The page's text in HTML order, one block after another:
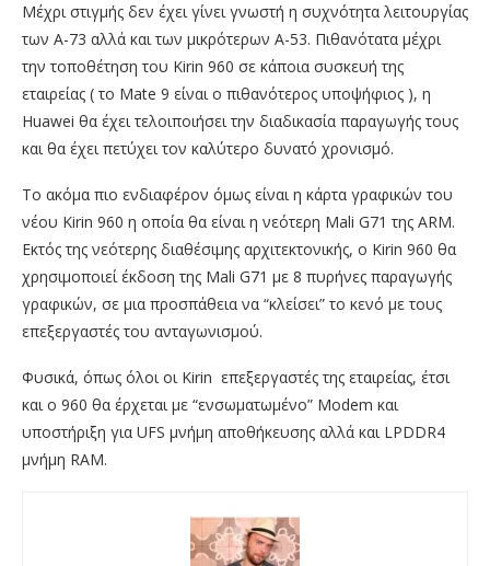
Μέχρι στιγμής δεν έχει γίνει γνωστή η συχνότητα λειτουργίας
των Α-73 αλλά και των μικρότερων Α-53. Πιθανότατα μέχρι
την τοποθέτηση του Kirin 960 σε κάποια συσκευή της
εταιρείας ( το Mate 9 είναι ο πιθανότερος υποψήφιος ), η
Huawei θα έχει τελοιποιήσει την διαδικασία παραγωγής τους
και θα έχει πετύχει τον καλύτερο δυνατό χρονισμό.
Το ακόμα πιο ενδιαφέρον όμως είναι η κάρτα γραφικών του
νέου Kirin 960 η οποία θα είναι η νεότερη Mali G71 της ARM.
Εκτός της νεότερης διαθέσιμης αρχιτεκτονικής, ο Kirin 960 θα
χρησιμοποιεί έκδοση της Mali G71 με 8 πυρήνες παραγωγής
γραφικών, σε μια προσπάθεια να “κλείσει” το κενό με τους
επεξεργαστές του ανταγωνισμού.
Φυσικά, όπως όλοι οι Kirin επεξεργαστές της εταιρείας, έτσι
και ο 960 θα έρχεται με “ενσωματωμένο” Modem και
υποστήριξη για UFS μνήμη αποθήκευσης αλλά και LPDDR4
μνήμη RAM.